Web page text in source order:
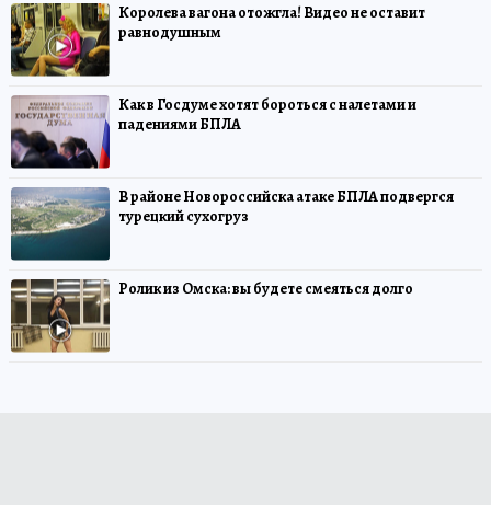
Королева вагона отожгла! Видео не оставит
равнодушным
Как в Госдуме хотят бороться с налетами и
падениями БПЛА
В районе Новороссийска атаке БПЛА подвергся
турецкий сухогруз
Ролик из Омска: вы будете смеяться долго